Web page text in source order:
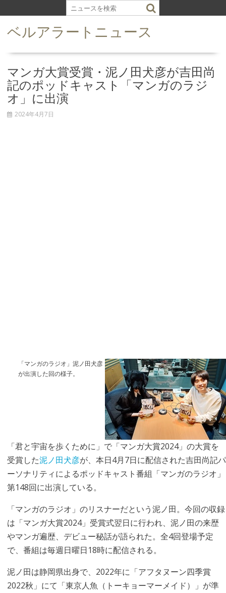
k
ベルアラートニュース
マンガ大賞受賞・泥ノ田犬彦が吉田尚
記のポッドキャスト「マンガのラジ
オ」に出演
2024年4月7日
「マンガのラジオ」泥ノ田犬彦
が出演した回の様子。
「君と宇宙を歩くために」で「マンガ大賞2024」の大賞を
受賞した泥ノ田犬彦が、本日4月7日に配信された吉田尚記パ
ーソナリティによるポッドキャスト番組「マンガのラジオ」
第148回に出演している。
「マンガのラジオ」のリスナーだという泥ノ田。今回の収録
は「マンガ大賞2024」受賞式翌日に行われ、泥ノ田の来歴
やマンガ遍歴、デビュー秘話が語られた。全4回登場予定
で、番組は毎週日曜日18時に配信される。
泥ノ田は静岡県出身で、2022年に「アフタヌーン四季賞
2022秋」にて「東京人魚（トーキョーマーメイド）」が準